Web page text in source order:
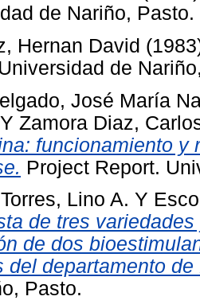
de Nariño, Pasto.
Hernan David
de
José María
Y Zamora Diaz,
funcionamiento y
Project Report.
Lino A. Y
de tres
de dos
del departamento de
Pasto.